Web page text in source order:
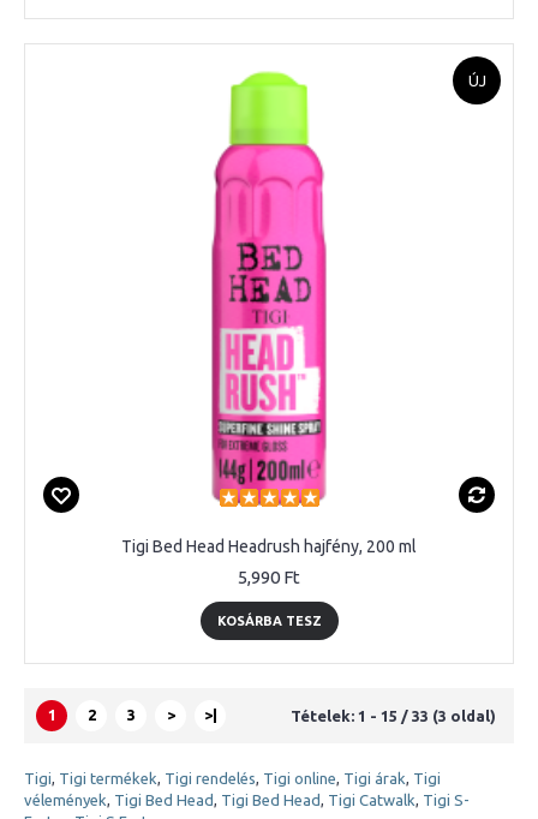
ÚJ
Tigi Bed Head Headrush hajfény, 200 ml
5,990 Ft
KOSÁRBA TESZ
1 2 3 > >| Tételek: 1 - 15 / 33 (3 oldal)
Tigi, Tigi termékek, Tigi rendelés, Tigi online, Tigi árak, Tigi
vélemények, Tigi Bed Head, Tigi Bed Head, Tigi Catwalk, Tigi S-